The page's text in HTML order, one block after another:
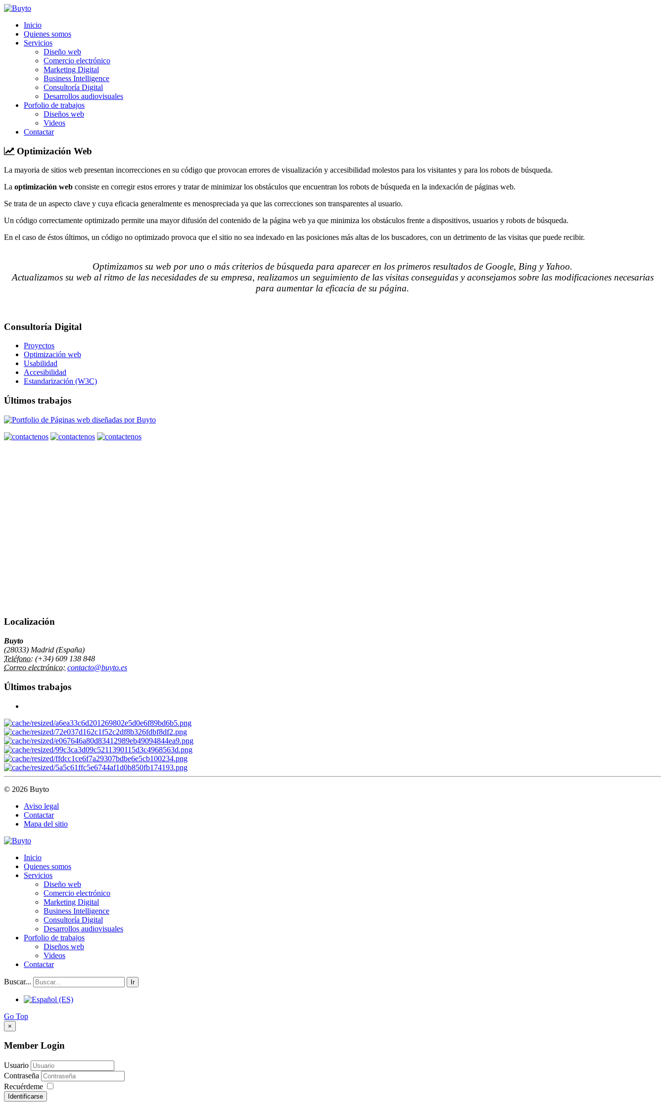
Inicio
Quienes somos
Servicios
Diseño web
Comercio electrónico
Marketing Digital
Business Intelligence
Consultoría Digital
Desarrollos audiovisuales
Porfolio de trabajos
Diseños web
Videos
Contactar
Optimización Web
La mayoria de sitios web presentan incorrecciones en su código que provocan errores de visualización y accesibilidad molestos para los visitantes y para los robots de búsqueda.
La optimización web consiste en corregir estos errores y tratar de minimizar los obstáculos que encuentran los robots de búsqueda en la indexación de páginas web.
Se trata de un aspecto clave y cuya eficacia generalmente es menospreciada ya que las correcciones son transparentes al usuario.
Un código correctamente optimizado permite una mayor difusión del contenido de la página web ya que minimiza los obstáculos frente a dispositivos, usuarios y robots de búsqueda.
En el caso de éstos últimos, un código no optimizado provoca que el sitio no sea indexado en las posiciones más altas de los buscadores, con un detrimento de las visitas que puede recibir.
Optimizamos su web por uno o más criterios de búsqueda para aparecer en los primeros resultados de Google, Bing y Yahoo.
Actualizamos su web al ritmo de las necesidades de su empresa, realizamos un seguimiento de las visitas conseguidas y aconsejamos sobre las modificaciones necesarias
para aumentar la eficacia de su página.
Consultoría Digital
Proyectos
Optimización web
Usabilidad
Accesibilidad
Estandarización (W3C)
Últimos trabajos
Localización
Buyto
(28033) Madrid (España)
Teléfono: (+34) 609 138 848
Correo electrónico: contacto@buyto.es
Últimos trabajos
© 2026 Buyto
Aviso legal
Contactar
Mapa del sitio
Inicio
Quienes somos
Servicios
Diseño web
Comercio electrónico
Marketing Digital
Business Intelligence
Consultoría Digital
Desarrollos audiovisuales
Porfolio de trabajos
Diseños web
Videos
Contactar
Buscar... Ir
Go Top
×
Member Login
Usuario
Contraseña
Recuérdeme
Identificarse